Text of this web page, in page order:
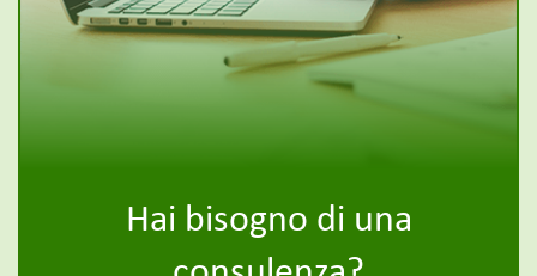
Hai bisogno di una